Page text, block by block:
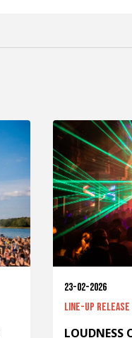
23-02-2026
Line-up release
LOUDNESS